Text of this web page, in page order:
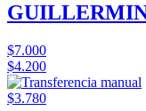
$7.000
$4.200
$3.780